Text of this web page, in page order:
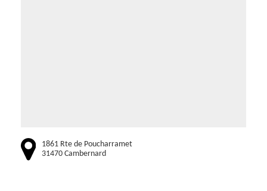
1861 Rte de Poucharramet
31470 Cambernard